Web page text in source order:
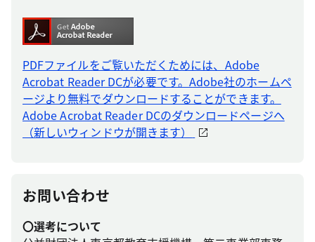
PDFファイルをご覧いただくためには、Adobe
Acrobat Reader DCが必要です。Adobe社のホームペ
ージより無料でダウンロードすることができます。
Adobe Acrobat Reader DCのダウンロードページへ
（新しいウィンドウが開きます）
お問い合わせ
〇選考について